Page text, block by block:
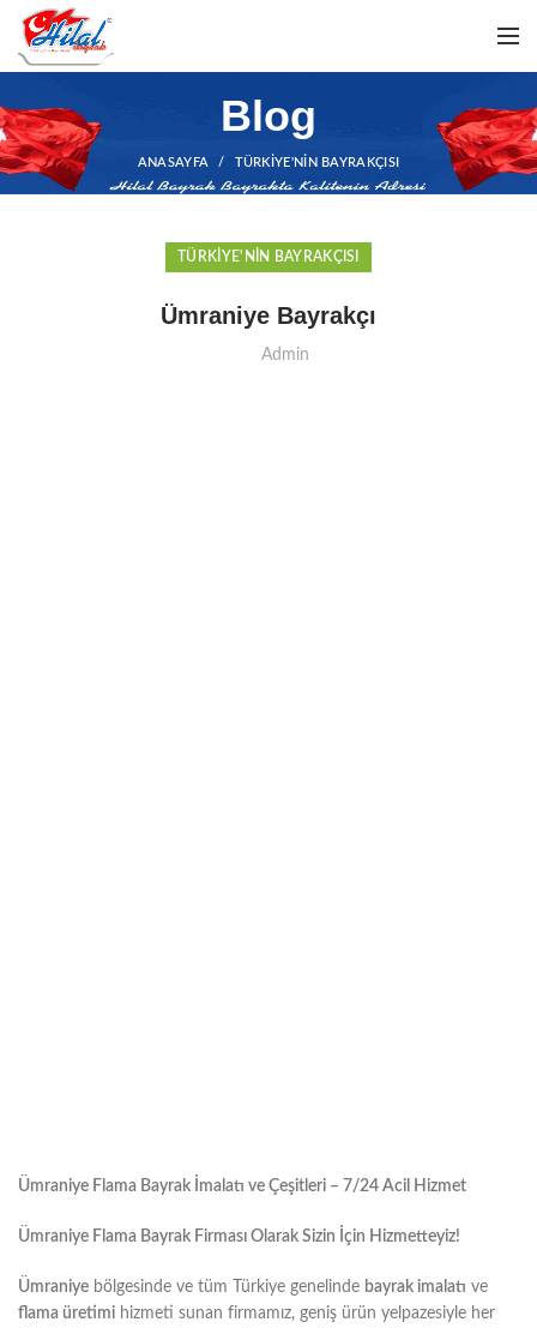
Blog
ANASAYFA TÜRKIYE'NIN BAYRAKÇISI
TÜRKIYE'NIN BAYRAKÇISI
Ümraniye Bayrakçı
Admin
Ümraniye Flama Bayrak İmalatı ve Çeşitleri – 7/24 Acil Hizmet
Ümraniye Flama Bayrak Firması Olarak Sizin İçin Hizmetteyiz!
Ümraniye bölgesinde ve tüm Türkiye genelinde bayrak imalatı ve
flama üretimi hizmeti sunan firmamız, geniş ürün yelpazesiyle her